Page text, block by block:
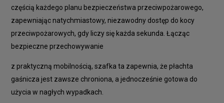
częścią każdego planu bezpieczeństwa przeciwpożarowego,
zapewniając natychmiastowy, niezawodny dostęp do kocy
przeciwpożarowych, gdy liczy się każda sekunda. Łącząc
bezpieczne przechowywanie
z praktyczną mobilnością, szafka ta zapewnia, że płachta
gaśnicza jest zawsze chroniona, a jednocześnie gotowa do
użycia w nagłych wypadkach.